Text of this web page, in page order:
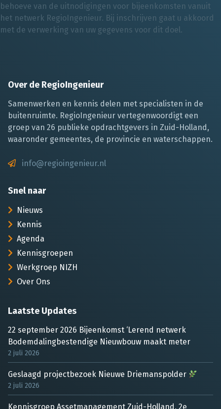
behoeve van de uitnodigingen voor bijeenkomsten vanuit
het netwerk RegioIngenieur. Bij inschrijven gaat u akkoord
met de verwerking van uw gegevens voor dit doel.
Over de RegioIngenieur
Samenwerken en kennis delen met specialisten in de
buitenruimte. RegioIngenieur vertegenwoordigt een
groep van 26 publieke opdrachtgevers in Zuid-Holland,
waaronder gemeentes, de provincie en waterschappen.
info@regioingenieur.nl
Snel naar
Nieuws
Kennis
Agenda
Kennisgroepen
Werkgroep NIZH
Over Ons
Laatste Updates
22 september 2026 Bijeenkomst ‘Lerend netwerk
Bodemdalingbestendige Nieuwbouw maakt meter
2 juli 2026
Geslaagd projectbezoek Nieuwe Driemanspolder
2 juli 2026
Kennisgroep Assetmanagement Zuid-Holland, 2e